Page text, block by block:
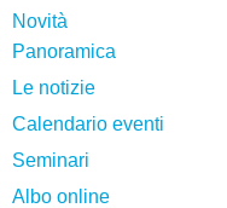
Novità
Panoramica
Le notizie
Calendario eventi
Seminari
Albo online